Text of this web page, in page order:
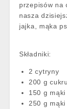
przepisów na
nasza
jajka, mąka
Składniki:
2 cytryny
200 g cukru
150 g
250 g